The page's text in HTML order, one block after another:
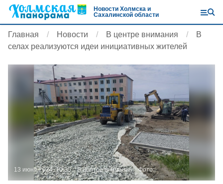
Новости Холмска и
Сахалинской области
Главная Новости В центре внимания
В
селах реализуются идеи инициативных жителей
13 июня 2024, 10:35 В центре внимания Фото: